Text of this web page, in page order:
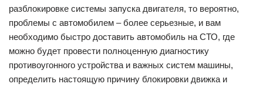
разблокировке системы запуска двигателя, то вероятно,
проблемы с автомобилем – более серьезные, и вам
необходимо быстро доставить автомобиль на СТО, где
можно будет провести полноценную диагностику
противоугонного устройства и важных систем машины,
определить настоящую причину блокировки движка и